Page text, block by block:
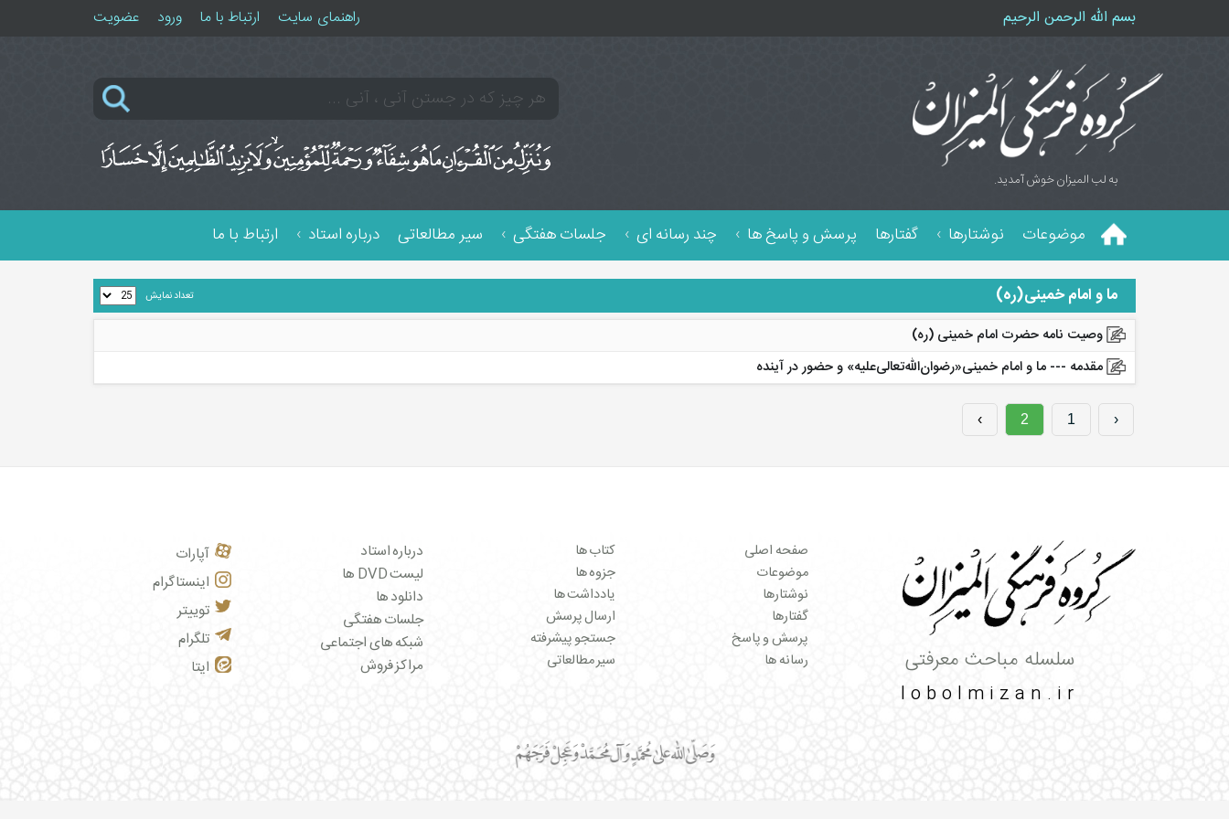
بسم الله الرحمن الرحیم راهنمای سایت ارتباط با ما ورود عضویت
به لب المیزان خوش آمدید.
موضوعات نوشتارها گفتارها پرسش و پاسخ ها چند رسانه ای جلسات هفتگی سیر مطالعاتی درباره استاد ارتباط با ما
ما و امام خمینی(ره) تعداد نمایش
وصیت نامه حضرت امام خمینی (ره)
مقدمه --- ما و امام خمینی«رضوان‌اللّه‌تعالی‌علیه» و حضور در آینده
‹
1
2
›
سلسله مباحث معرفتی
lobolmizan.ir
صفحه اصلی
موضوعات
نوشتارها
گفتارها
پرسش و پاسخ
رسانه ها
کتاب ها
جزوه ها
یادداشت ها
ارسال پرسش
جستجو پیشرفته
سیر مطالعاتی
درباره استاد
لیست DVD ها
دانلود ها
جلسات هفتگی
شبکه های اجتماعی
مراکز فروش
آپارات
اینستاگرام
توییتر
تلگرام
ایتا